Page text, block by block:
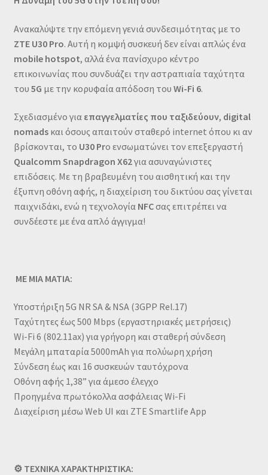
Ανακαλύψτε την επόμενη γενιά συνδεσιμότητας με το
ZTE U30 Pro. Αυτή η κομψή συσκευή δεν είναι απλώς ένα
mobile hotspot, αλλά ένα πανίσχυρο κέντρο
επικοινωνίας που συνδυάζει την αστραπιαία ταχύτητα
του 5G με την κορυφαία απόδοση του Wi-Fi 6.
Σχεδιασμένο για επαγγελματίες που ταξιδεύουν, digital
nomadsκαι όσους απαιτούν σταθερό internet όπου κι αν
βρίσκονται, το U30 Pro ενσωματώνει τον επεξεργαστή
Qualcomm Snapdragon X62για ασυναγώνιστες
επιδόσεις. Με τη βραβευμένη του αισθητική και την
έξυπνη οθόνη αφής, η διαχείριση του δικτύου σας γίνεται
παιχνιδάκι, ενώ η τεχνολογίαNFCσας επιτρέπει να
συνδέεστε με ένα απλό άγγιγμα!
️ ΜΕ ΜΙΑ ΜΑΤΙΑ:
Υποστήριξη 5G NR SA & NSA (3GPP Rel.17)
Ταχύτητες έως 500 Mbps (εργαστηριακές μετρήσεις)
Wi-Fi 6 (802.11ax) για γρήγορη και σταθερή σύνδεση
Μεγάλη μπαταρία 5000mAh για πολύωρη χρήση
Σύνδεση έως και 16 συσκευών ταυτόχρονα
Οθόνη αφής 1,38” για άμεσο έλεγχο
Προηγμένα πρωτόκολλα ασφάλειας Wi-Fi
Διαχείριση μέσω Web UI και ZTE Smartlife App
⚙️ ΤΕΧΝΙΚΑ ΧΑΡΑΚΤΗΡΙΣΤΙΚΑ: